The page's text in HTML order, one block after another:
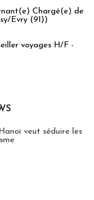
Chargé(e) de
Evry (91))
voyages H/F -
veut séduire les